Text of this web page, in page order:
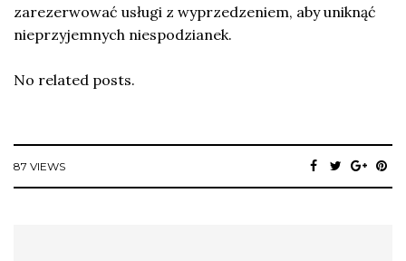
zarezerwować usługi z wyprzedzeniem, aby uniknąć
nieprzyjemnych niespodzianek.
No related posts.
87 VIEWS